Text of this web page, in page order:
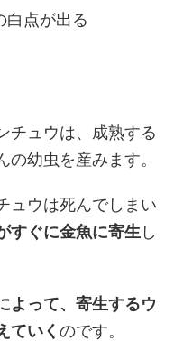
白点が出る
チュウは、成熟する
幼虫を産みます。
ュウは死んでしまい
すぐに金魚に寄生 し
よって、寄生するウ
ていく のです。